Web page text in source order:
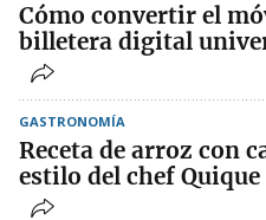
Cómo convertir el
billetera digital
GASTRONOMÍA
Receta de arroz con
estilo del chef Quique